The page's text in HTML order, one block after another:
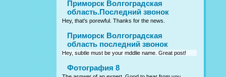
Приморск Волгоградская
область.Последний звонок
Hey, that's porewful. Thanks for the news.
Приморск Волгоградская
область последний звонок
Hey, subtle must be your mddlie name. Great post!
Фотография 8